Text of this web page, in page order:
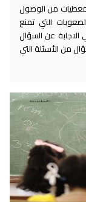
من الوصول
التي تمنع
عن السؤال
من الأسئلة التي